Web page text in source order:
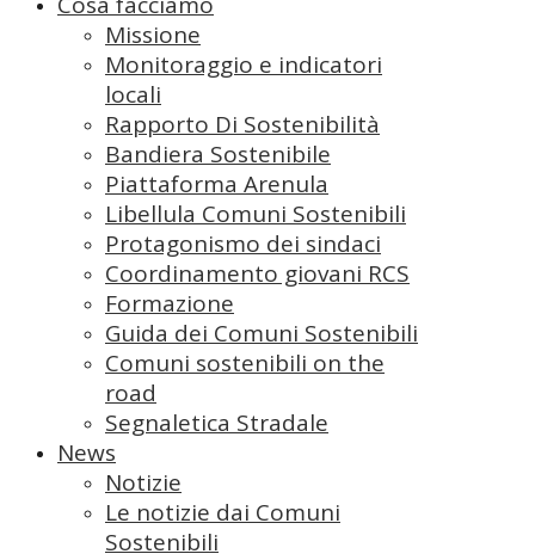
Missione
Monitoraggio e indicatori
locali
Rapporto Di Sostenibilità
Bandiera Sostenibile
Piattaforma Arenula
Libellula Comuni Sostenibili
Protagonismo dei sindaci
Coordinamento giovani RCS
Formazione
Guida dei Comuni Sostenibili
Comuni sostenibili on the
road
Segnaletica Stradale
News
Notizie
Le notizie dai Comuni
Sostenibili